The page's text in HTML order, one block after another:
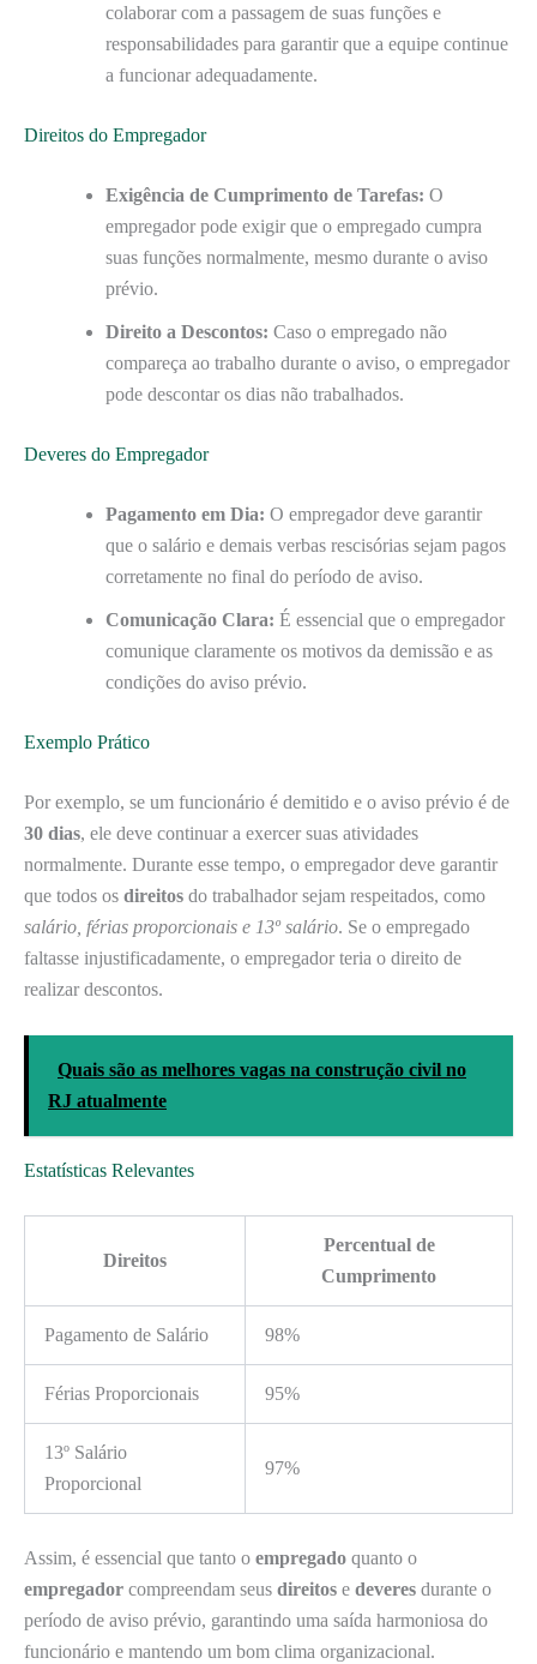
colaborar com a passagem de suas funções e
responsabilidades para garantir que a equipe continue
a funcionar adequadamente.
Direitos do Empregador
Exigência de Cumprimento de Tarefas: O
empregador pode exigir que o empregado cumpra
suas funções normalmente, mesmo durante o aviso
prévio.
Direito a Descontos: Caso o empregado não
compareça ao trabalho durante o aviso, o empregador
pode descontar os dias não trabalhados.
Deveres do Empregador
Pagamento em Dia: O empregador deve garantir
que o salário e demais verbas rescisórias sejam pagos
corretamente no final do período de aviso.
Comunicação Clara: É essencial que o empregador
comunique claramente os motivos da demissão e as
condições do aviso prévio.
Exemplo Prático
Por exemplo, se um funcionário é demitido e o aviso prévio é de
30 dias, ele deve continuar a exercer suas atividades
normalmente. Durante esse tempo, o empregador deve garantir
que todos os direitos do trabalhador sejam respeitados, como
salário, férias proporcionais e 13º salário. Se o empregado
faltasse injustificadamente, o empregador teria o direito de
realizar descontos.
Quais são as melhores vagas na construção civil no
RJ atualmente
Estatísticas Relevantes
Direitos
Percentual de
Cumprimento
Pagamento de Salário 98%
Férias Proporcionais 95%
13º Salário
Proporcional
97%
Assim, é essencial que tanto o empregado quanto o
empregador compreendam seus direitos e deveres durante o
período de aviso prévio, garantindo uma saída harmoniosa do
funcionário e mantendo um bom clima organizacional.